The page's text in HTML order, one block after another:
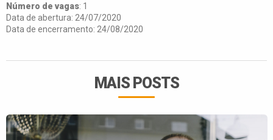
Número de vagas: 1
Data de abertura: 24/07/2020
Data de encerramento: 24/08/2020
MAIS POSTS